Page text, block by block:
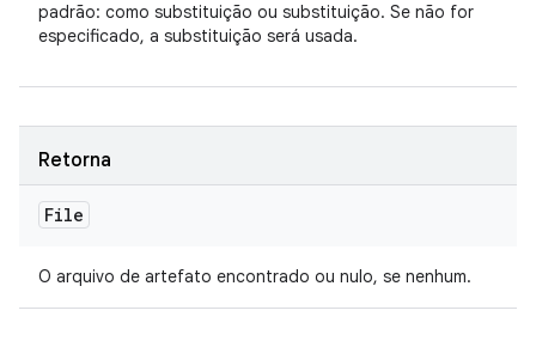
padrão: como substituição ou substituição. Se não for
especificado, a substituição será usada.
Retorna
File
O arquivo de artefato encontrado ou nulo, se nenhum.